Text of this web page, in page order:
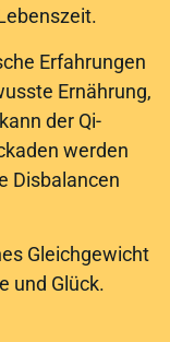
Erfahrungen
Ernährung,
der Qi-
werden
Disbalancen
Gleichgewicht
und Glück.